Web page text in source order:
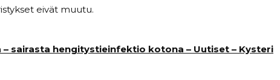
eivät muutu.
sairasta hengitystieinfektio kotona – Uutiset – Kysteri